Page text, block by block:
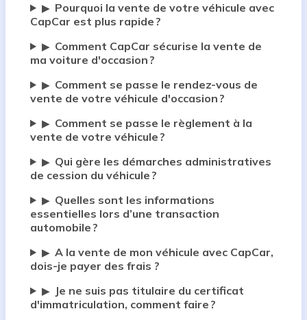
▶ Pourquoi la vente de votre véhicule avec
CapCar est plus rapide ?
▶ Comment CapCar sécurise la vente de
ma voiture d'occasion ?
▶ Comment se passe le rendez-vous de
vente de votre véhicule d'occasion ?
▶ Comment se passe le règlement à la
vente de votre véhicule ?
▶ Qui gère les démarches administratives
de cession du véhicule ?
▶ Quelles sont les informations
essentielles lors d’une transaction
automobile ?
▶ A la vente de mon véhicule avec CapCar,
dois-je payer des frais ?
▶
Je ne suis pas titulaire du certificat
d'immatriculation, comment faire ?